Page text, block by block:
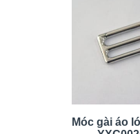
Móc gài áo